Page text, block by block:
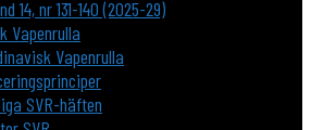
14, nr 131-140 (2025-29)
Vapenrulla
Vapenrulla
SVR-häften